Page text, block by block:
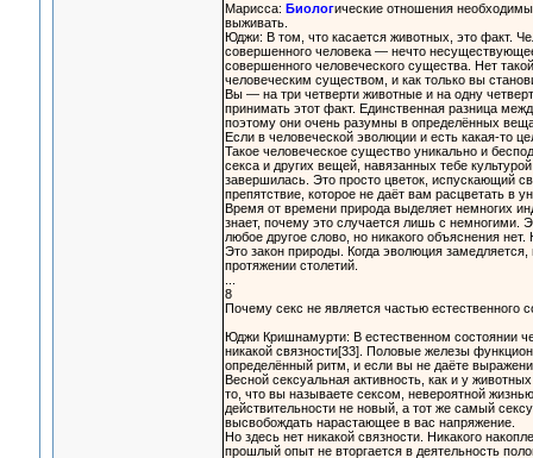
Марисса: Биологические отношения
выживать.
Юджи: В том, что касается животных, это факт.
совершенного человека — нечто
совершенного человеческого существа. Нет
человеческим существом, и как только вы
Вы — на три четверти животные и на одну
принимать этот факт. Единственная разница
поэтому они очень разумны в определённых
Если в человеческой эволюции и есть какая-то
Такое человеческое существо уникально и
секса и других вещей, навязанных тебе
завершилась. Это просто цветок, испускающий
препятствие, которое не даёт вам расцветать в
Время от времени природа выделяет немногих
знает, почему это случается лишь с немногими.
любое другое слово, но никакого объяснения
Это закон природы. Когда эволюция
протяжении столетий.
8
Почему секс не является частью естественного
Юджи Кришнамурти: В естественном состоянии
никакой связности[33]. Половые железы
определённый ритм, и если вы не даёте
Весной сексуальная активность, как и у
то, что вы называете сексом, невероятной
действительности не новый, а тот же самый
высвобождать нарастающее в вас напряжение.
Но здесь нет никакой связности. Никакого
прошлый опыт не вторгается в деятельность